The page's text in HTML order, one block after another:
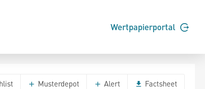
Wertpapierportal
Musterdepot Alert Factsheet